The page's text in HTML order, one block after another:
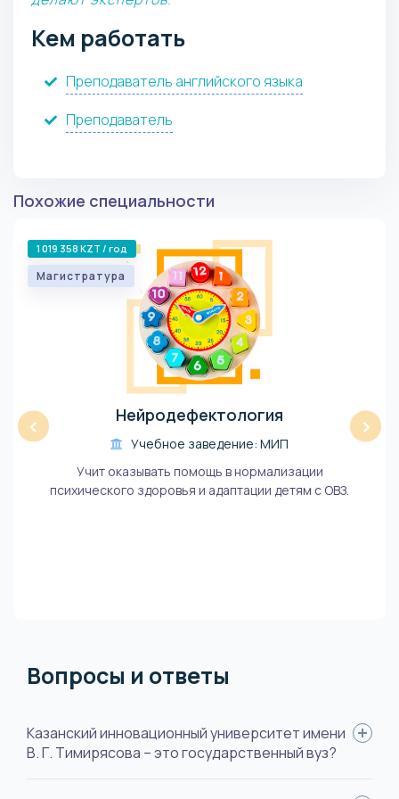
Кем работать
Преподаватель английского языка
Преподаватель
Похожие специальности
‹
1 019 358 KZT / год
Магистратура
Нейродефектология
Учебное заведение: МИП
Учит оказывать помощь в нормализации
психического здоровья и адаптации детям с ОВЗ.
›
Вопросы и ответы
Казанский инновационный университет имени
В. Г. Тимирясова – это государственный вуз?